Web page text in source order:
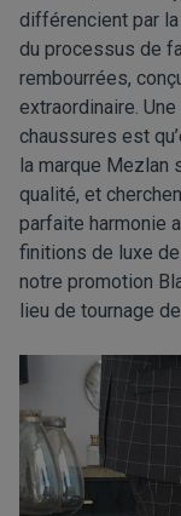
différencient par
du processus de
rembourrées,
extraordinaire.
chaussures est
la marque Mezlan
qualité, et
parfaite harmonie
finitions de luxe
notre promotion
lieu de tournage